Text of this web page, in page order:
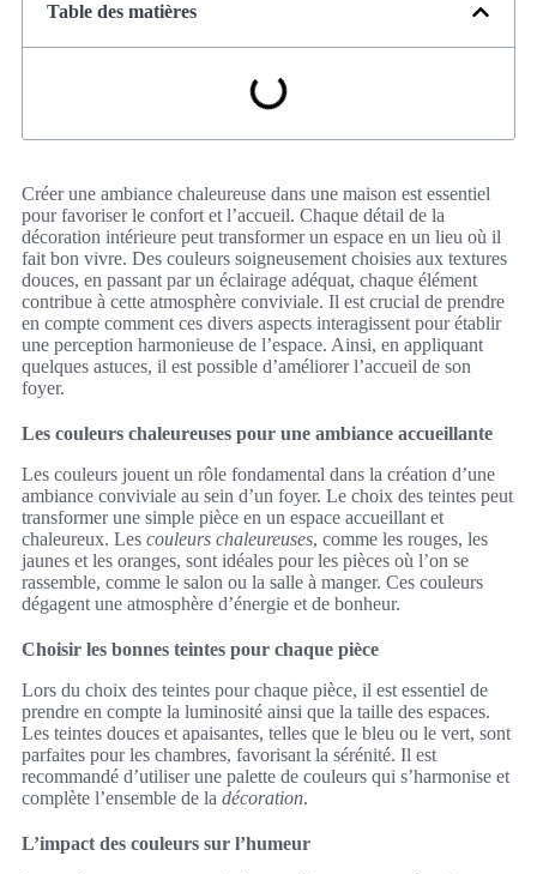
Table des matières
Créer une ambiance chaleureuse dans une maison est essentiel
pour favoriser le confort et l’accueil. Chaque détail de la
décoration intérieure peut transformer un espace en un lieu où il
fait bon vivre. Des couleurs soigneusement choisies aux textures
douces, en passant par un éclairage adéquat, chaque élément
contribue à cette atmosphère conviviale. Il est crucial de prendre
en compte comment ces divers aspects interagissent pour établir
une perception harmonieuse de l’espace. Ainsi, en appliquant
quelques astuces, il est possible d’améliorer l’accueil de son
foyer.
Les couleurs chaleureuses pour une ambiance accueillante
Les couleurs jouent un rôle fondamental dans la création d’une
ambiance conviviale au sein d’un foyer. Le choix des teintes peut
transformer une simple pièce en un espace accueillant et
chaleureux. Les couleurs chaleureuses, comme les rouges, les
jaunes et les oranges, sont idéales pour les pièces où l’on se
rassemble, comme le salon ou la salle à manger. Ces couleurs
dégagent une atmosphère d’énergie et de bonheur.
Choisir les bonnes teintes pour chaque pièce
Lors du choix des teintes pour chaque pièce, il est essentiel de
prendre en compte la luminosité ainsi que la taille des espaces.
Les teintes douces et apaisantes, telles que le bleu ou le vert, sont
parfaites pour les chambres, favorisant la sérénité. Il est
recommandé d’utiliser une palette de couleurs qui s’harmonise et
complète l’ensemble de la décoration.
L’impact des couleurs sur l’humeur